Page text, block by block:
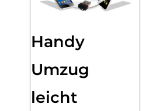
Handy
Umzug
leicht